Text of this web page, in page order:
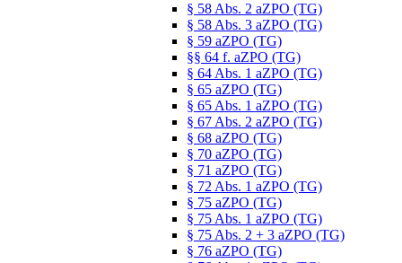
§ 58 Abs. 2 aZPO (TG)
§ 58 Abs. 3 aZPO (TG)
§ 59 aZPO (TG)
§§ 64 f. aZPO (TG)
§ 64 Abs. 1 aZPO (TG)
§ 65 aZPO (TG)
§ 65 Abs. 1 aZPO (TG)
§ 67 Abs. 2 aZPO (TG)
§ 68 aZPO (TG)
§ 70 aZPO (TG)
§ 71 aZPO (TG)
§ 72 Abs. 1 aZPO (TG)
§ 75 aZPO (TG)
§ 75 Abs. 1 aZPO (TG)
§ 75 Abs. 2 + 3 aZPO (TG)
§ 76 aZPO (TG)